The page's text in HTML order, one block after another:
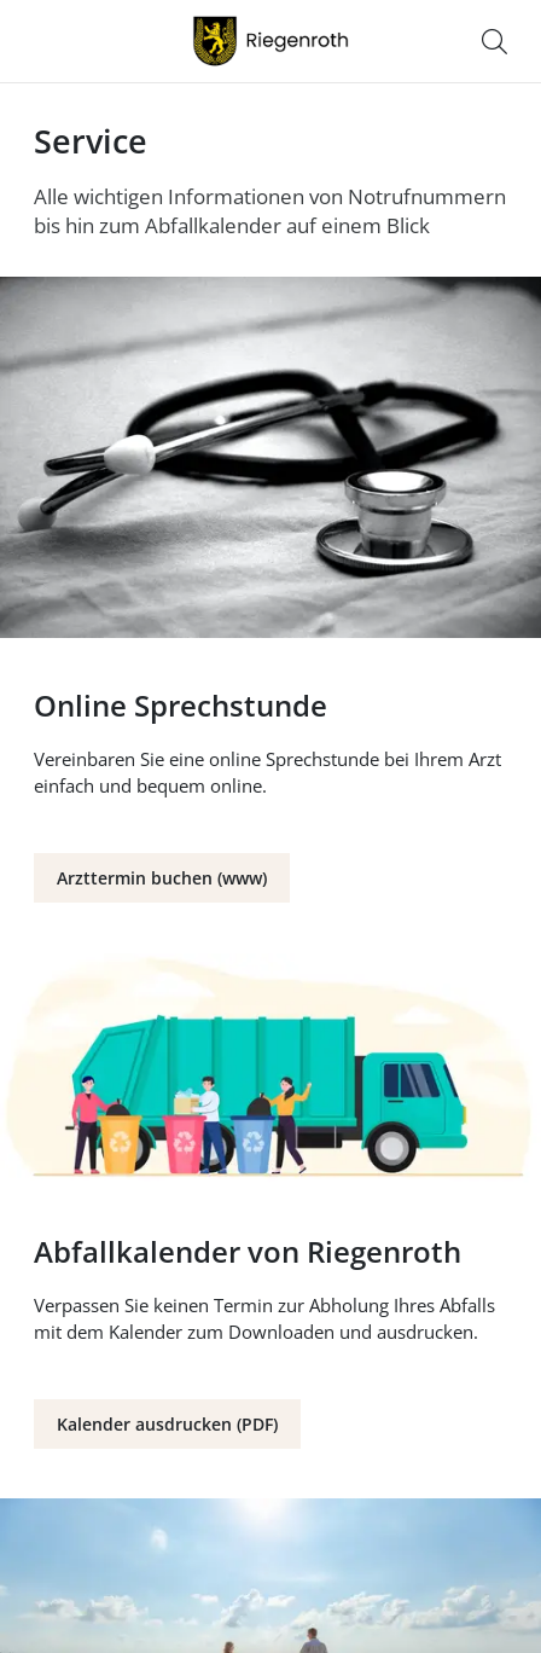
Service
Alle wichtigen Informationen von Notrufnummern
bis hin zum Abfallkalender auf einem Blick
Online Sprechstunde
Vereinbaren Sie eine online Sprechstunde bei Ihrem Arzt
einfach und bequem online.
Arzttermin buchen (www)
Abfallkalender von Riegenroth
Verpassen Sie keinen Termin zur Abholung Ihres Abfalls
mit dem Kalender zum Downloaden und ausdrucken.
Kalender ausdrucken (PDF)